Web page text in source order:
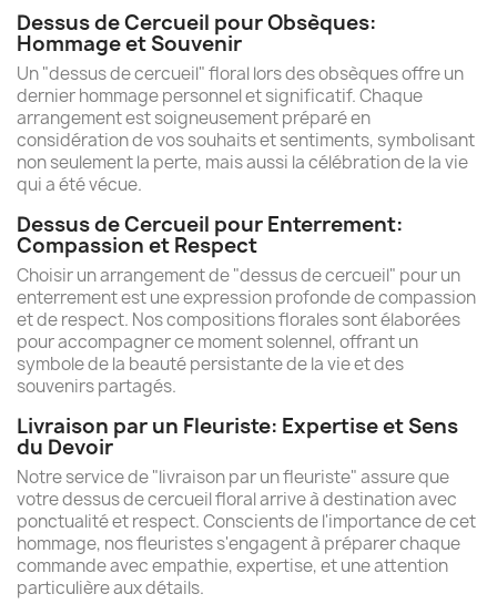
(3
Dessus de Cercueil pour Obsèques:
Hommage et Souvenir
Un "dessus de cercueil" floral lors des obsèques offre un
dernier hommage personnel et significatif. Chaque
arrangement est soigneusement préparé en
considération de vos souhaits et sentiments, symbolisant
non seulement la perte, mais aussi la célébration de la vie
qui a été vécue.
Dessus de Cercueil pour Enterrement:
Compassion et Respect
Choisir un arrangement de "dessus de cercueil" pour un
enterrement est une expression profonde de compassion
et de respect. Nos compositions florales sont élaborées
pour accompagner ce moment solennel, offrant un
symbole de la beauté persistante de la vie et des
souvenirs partagés.
Livraison par un Fleuriste: Expertise et Sens
du Devoir
Notre service de "livraison par un fleuriste" assure que
votre dessus de cercueil floral arrive à destination avec
ponctualité et respect. Conscients de l'importance de cet
hommage, nos fleuristes s'engagent à préparer chaque
commande avec empathie, expertise, et une attention
particulière aux détails.